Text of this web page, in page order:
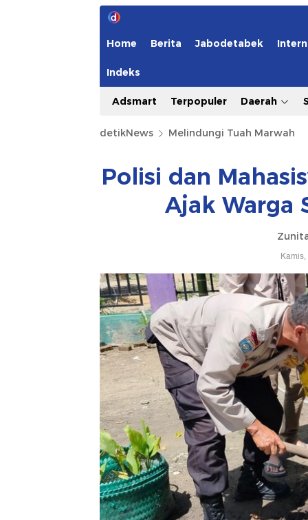
Home Berita Jabodetabek
Indeks
Adsmart Terpopuler Daerah
detikNews Melindungi Tuah Marwah
Polisi dan
Ajak Warga